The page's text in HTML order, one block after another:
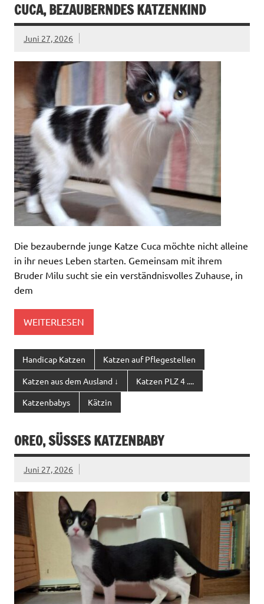
CUCA, BEZAUBERNDES KATZENKIND
Juni 27, 2026
Die bezaubernde junge Katze Cuca möchte nicht alleine
in ihr neues Leben starten. Gemeinsam mit ihrem
Bruder Milu sucht sie ein verständnisvolles Zuhause, in
dem
WEITERLESEN
Handicap Katzen Katzen auf Pflegestellen
Katzen aus dem Ausland ↓ Katzen PLZ 4 ....
Katzenbabys Kätzin
OREO, SÜSSES KATZENBABY
Juni 27, 2026